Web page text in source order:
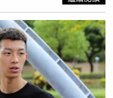
出自鄭嘉慶教練門下，男子
道館名義報名，在劉明杰教
往案例，代表隊帶隊教練是
年卻讓選手和家長大跌眼
雄麒道館教練楊復傑領軍，
練帶隊，8名選手中僅雄麒
導。家長和選手們因而聯署
，更寫市長信箱反應此事，